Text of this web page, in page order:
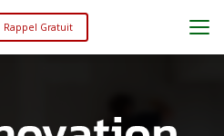
Rappel Gratuit